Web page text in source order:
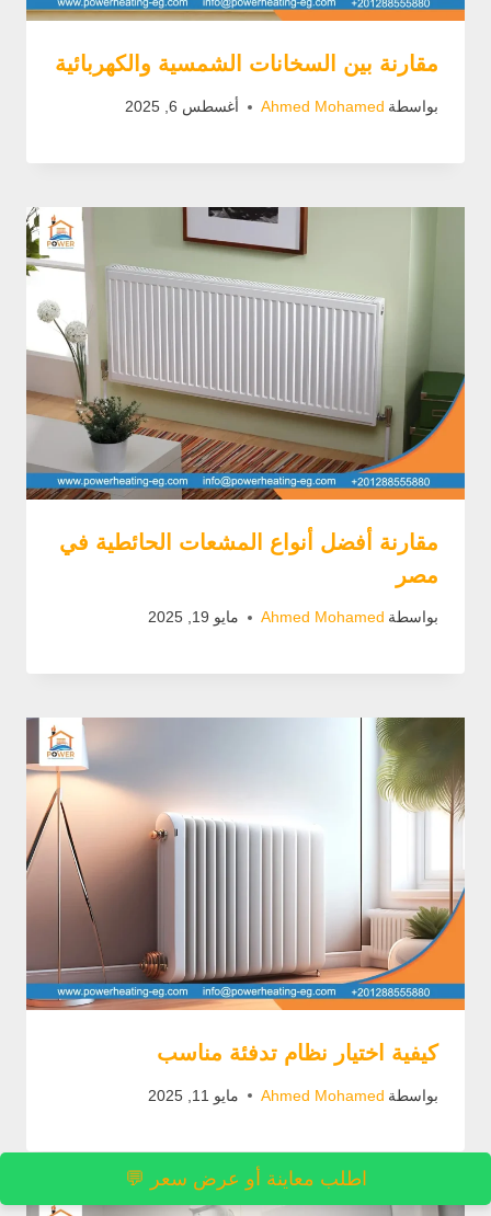
مقارنة بين السخانات الشمسية والكهربائية
بواسطة Ahmed Mohamed أغسطس 6, 2025
مقارنة أفضل أنواع المشعات الحائطية في
مصر
بواسطة Ahmed Mohamed مايو 19, 2025
كيفية اختيار نظام تدفئة مناسب
بواسطة Ahmed Mohamed مايو 11, 2025
اطلب معاينة أو عرض سعر 💬